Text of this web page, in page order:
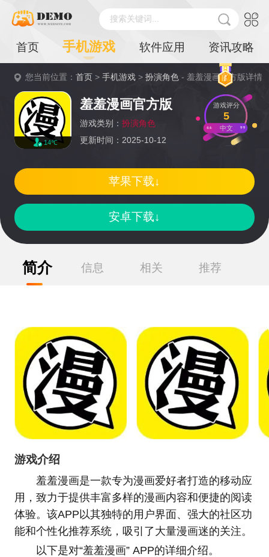
搜索关键词...
首页 手机游戏 软件应用 资讯攻略
您当前位置：首页 >手机游戏 >扮演角色 - 羞羞漫画官方版详情
14℃
羞羞漫画官方版
游戏类别： 扮演角色
更新时间：2025-10-12
游戏评分
5
中文
安卓下载↓
苹果下载↓
简介 信息 相关 推荐
游戏介绍
羞羞漫画是一款专为漫画爱好者打造的移动应
用，致力于提供丰富多样的漫画内容和便捷的阅读
体验。该APP以其独特的用户界面、强大的社区功
能和个性化推荐系统，吸引了大量漫画迷的关注。
以下是对“羞羞漫画” APP的详细介绍。